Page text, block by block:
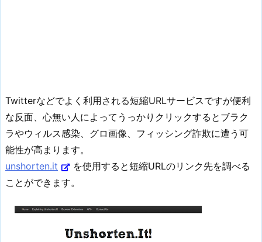
Twitterなどでよく利用される短縮URLサービスですが便利
な反面、心無い人によってうっかりクリックするとブラク
ラやウィルス感染、グロ画像、フィッシング詐欺に遭う可
能性が高まります。
unshorten.it
を使用すると短縮URLのリンク先を調べる
ことができます。